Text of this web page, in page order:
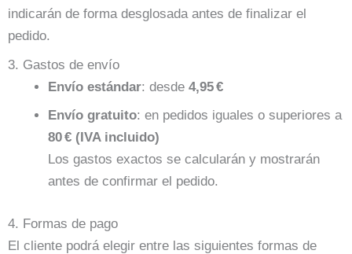
indicarán de forma desglosada antes de finalizar el
pedido.
3. Gastos de envío
Envío estándar: desde 4,95 €
Envío gratuito: en pedidos iguales o superiores a
80 € (IVA incluido)
Los gastos exactos se calcularán y mostrarán
antes de confirmar el pedido.
4. Formas de pago
El cliente podrá elegir entre las siguientes formas de